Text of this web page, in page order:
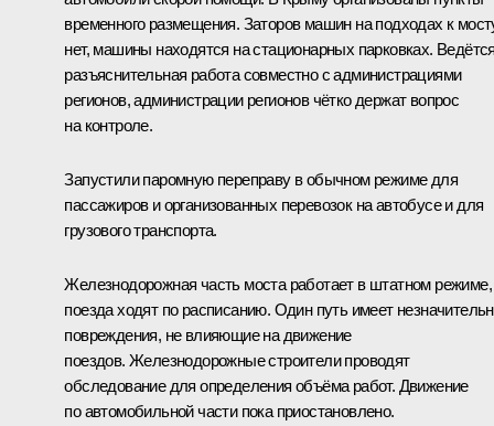
временного размещения. Заторов машин на подходах к
нет, машины находятся на стационарных парковках.
разъяснительная работа совместно с администрациями
регионов, администрации регионов чётко держат вопрос
на контроле.
Запустили паромную переправу в обычном режиме для
пассажиров и организованных перевозок на автобусе и для
грузового транспорта.
Железнодорожная часть моста работает в штатном режиме,
поезда ходят по расписанию. Один путь имеет
повреждения, не влияющие на движение
поездов. Железнодорожные строители проводят
обследование для определения объёма работ. Движение
по автомобильной части пока приостановлено.